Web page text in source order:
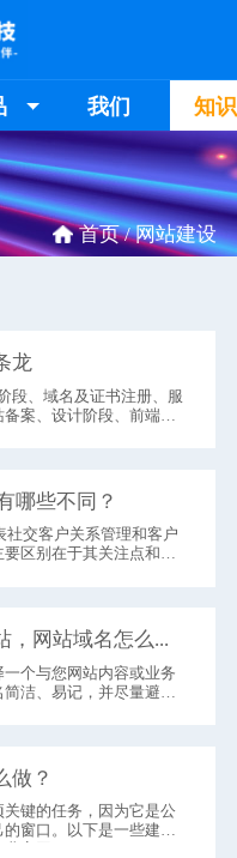
我们 知
首页 /网站建设
龙
段、域名及证书注册、服
案、设计阶段、前端开
哪些不同？
社交客户关系管理和客户
区别在于其关注点和整
个与您网站内容或业务
洁、易记，并尽量避免
做？
键的任务，因为它是公
窗口。以下是一些建